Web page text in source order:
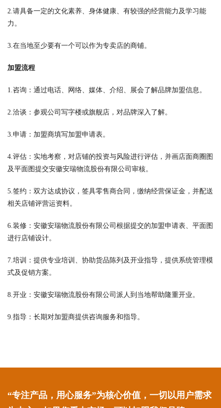
2.请具备一定的文化素养、身体健康、有较强的经营能力及学习能
力。
3.在当地至少要有一个可以作为专卖店的商铺。
加盟流程
1.咨询：通过电话、网络、媒体、介绍、展会了解品牌加盟信息。
2.洽谈：参观公司写字楼或旗舰店，对品牌深入了解。
3.申请：加盟商填写加盟申请表。
4.评估：实地考察，对店铺的投资与风险进行评估，并画店面商圈图
及平面图提交安徽安瑞物流股份有限公司审核。
5.签约：双方达成协议，签具零售商合同，缴纳经营保证金，并配送
相关店铺评营运资料。
6.装修：安徽安瑞物流股份有限公司根据提交的加盟申请表、平面图
进行店铺设计。
7.培训：提供专业培训、协助货品陈列及开业指导，提供系统管理模
式及促销方案。
8.开业：安徽安瑞物流股份有限公司派人到当地帮助隆重开业。
9.指导：长期对加盟商提供咨询服务和指导。
“专注产品，用心服务”为核心价值，一切以用户需求